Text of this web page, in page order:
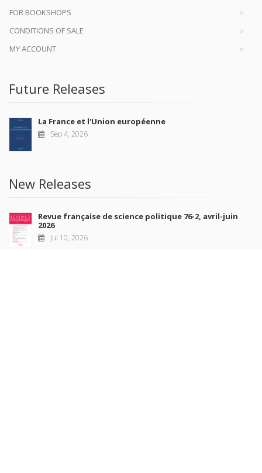
FOR BOOKSHOPS
CONDITIONS OF SALE
MY ACCOUNT
Future Releases
La France et l'Union européenne
Sep 4, 2026
New Releases
Revue française de science politique 76-2, avril-juin
2026
Jul 10, 2026